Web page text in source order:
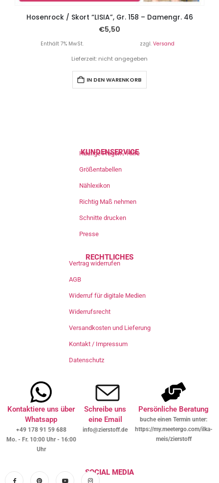
Hosenrock / Skort “LISIA”, Gr. 158 – Damengr. 46
€5,50
Enthält 7% MwSt. zzgl. Versand
Lieferzeit: nicht angegeben
IN DEN WARENKORB
KUNDENSERVICE
Häufige Fragen / Hilfe
Größentabellen
Nählexikon
Richtig Maß nehmen
Schnitte drucken
Presse
RECHTLICHES
Vertrag widerrufen
AGB
Widerruf für digitale Medien
Widerrufsrecht
Versandkosten und Lieferung
Kontakt / Impressum
Datenschutz
Kontaktiere uns über
Whatsapp
+49 178 91 59 688
Mo. - Fr. 10:00 Uhr - 16:00
Uhr
Schreibe uns
eine Email
info@zierstoff.de
Persönliche Beratung
buche einen Termin unter:
https://my.meetergo.com/ilka-
meis/zierstoff
SOCIAL MEDIA